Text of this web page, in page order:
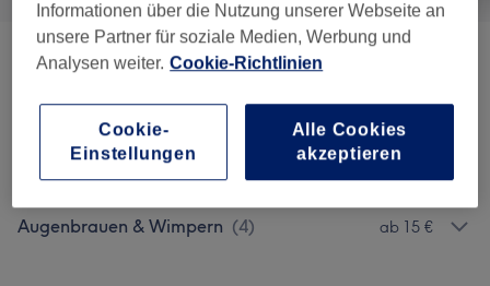
Maniküre & Pediküre (7)
Nagelmodellage ab 10 €
Wimpernverlängerungen
Augenbrauen & Wimpern (4) ab 15 €
Informationen über die Nutzung unserer Webseite an
unsere Partner für soziale Medien, Werbung und
Analysen weiter. Cookie-Richtlinien
Cookie-
Einstellungen
Alle Cookies
akzeptieren